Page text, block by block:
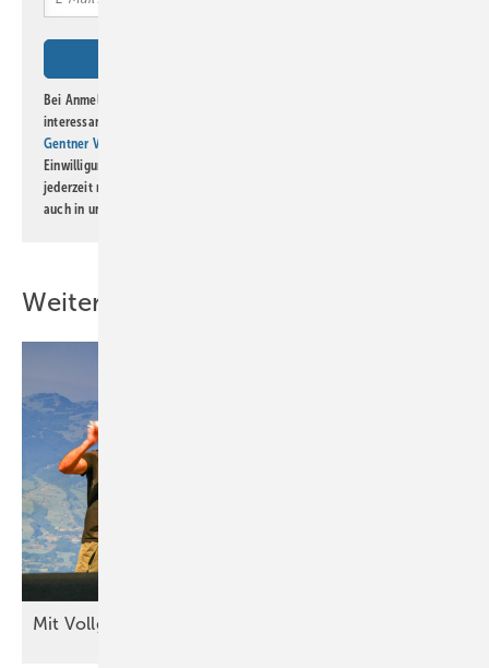
Bei Anmeldung zu diesem Newsletter bin ich damit einverstanden, über
interessante Verlags- und Online-Angebote
Gentner Verlag GmbH & Co. KG
Einwilligung kann ich jederzeit widerrufen und eine Abmeldung ist
jederzeit möglich. Informationen zum Umgang mit Daten finden Sie
auch in unserer
Weitere Inhalte
Mit Vollgas aufs